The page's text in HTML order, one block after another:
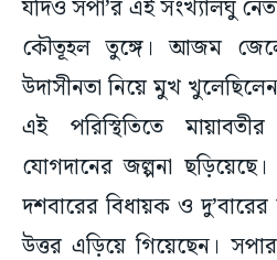
যদিও সপা’র এই সংখ্যালঘু
কৌতূহল তুঙ্গে। আজম
উদাসীনতা নিয়ে মুখ খুলেছিলেন
এই পরিস্থিতিতে
যোগদানের জল্পনা
দশবারের বিধায়ক ও দু’বারের
উত্তর এড়িয়ে গিয়েছেন।